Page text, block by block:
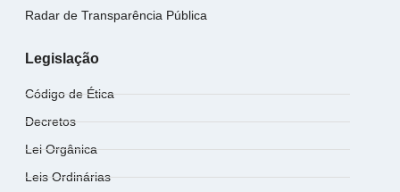
Radar de Transparência Pública
Legislação
Código de Ética
Decretos
Lei Orgânica
Leis Ordinárias